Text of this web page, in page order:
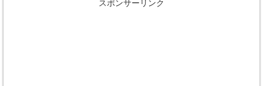
スポンサーリンク